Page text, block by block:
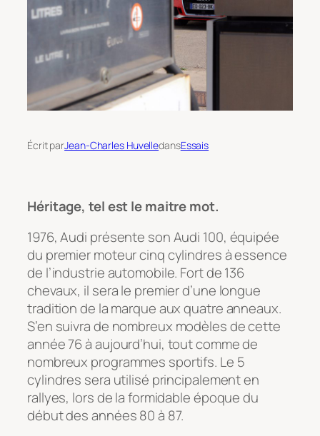
Écrit parJean-Charles HuvelledansEssais
Héritage, tel est le maitre mot.
1976, Audi présente son Audi 100, équipée
du premier moteur cinq cylindres à essence
de l’industrie automobile. Fort de 136
chevaux, il sera le premier d’une longue
tradition de la marque aux quatre anneaux.
S’en suivra de nombreux modèles de cette
année 76 à aujourd’hui, tout comme de
nombreux programmes sportifs. Le 5
cylindres sera utilisé principalement en
rallyes, lors de la formidable époque du
début des années 80 à 87.